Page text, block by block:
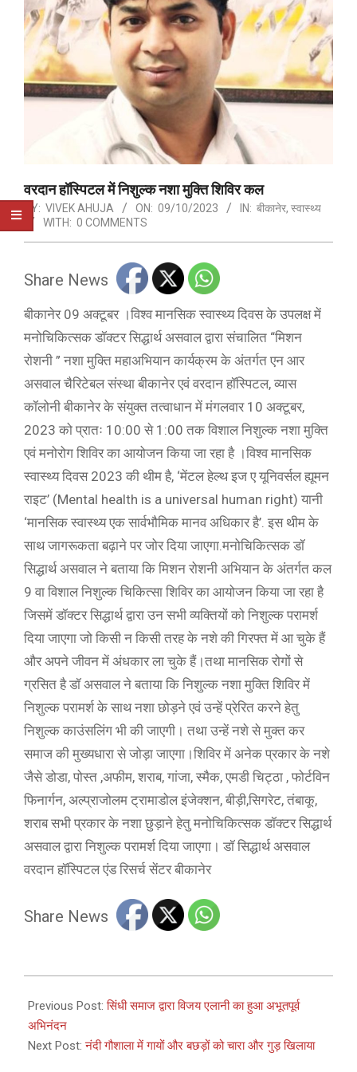
वरदान हॉस्पिटल में निशुल्क नशा मुक्ति शिविर कल
BY: VIVEK AHUJA ON: 09/10/2023 IN: बीकानेर, स्वास्थ्य
WITH: 0 COMMENTS
Share News
बीकानेर 09 अक्टूबर ।विश्व मानसिक स्वास्थ्य दिवस के उपलक्ष में
मनोचिकित्सक डॉक्टर सिद्धार्थ असवाल द्वारा संचालित “मिशन
रोशनी ” नशा मुक्ति महाअभियान कार्यक्रम के अंतर्गत एन आर
असवाल चैरिटेबल संस्था बीकानेर एवं वरदान हॉस्पिटल, व्यास
कॉलोनी बीकानेर के संयुक्त तत्वाधान में मंगलवार 10 अक्टूबर,
2023 को प्रातः 10:00 से 1:00 तक विशाल निशुल्क नशा मुक्ति
एवं मनोरोग शिविर का आयोजन किया जा रहा है ।विश्व मानसिक
स्वास्थ्य दिवस 2023 की थीम है, ‘मेंटल हेल्थ इज ए यूनिवर्सल ह्यूमन
राइट’ (Mental health is a universal human right) यानी
‘मानसिक स्वास्थ्य एक सार्वभौमिक मानव अधिकार है’. इस थीम के
साथ जागरूकता बढ़ाने पर जोर दिया जाएगा.मनोचिकित्सक डॉ
सिद्धार्थ असवाल ने बताया कि मिशन रोशनी अभियान के अंतर्गत कल
9 वा विशाल निशुल्क चिकित्सा शिविर का आयोजन किया जा रहा है
जिसमें डॉक्टर सिद्धार्थ द्वारा उन सभी व्यक्तियों को निशुल्क परामर्श
दिया जाएगा जो किसी न किसी तरह के नशे की गिरफ्त में आ चुके हैं
और अपने जीवन में अंधकार ला चुके हैं।तथा मानसिक रोगों से
ग्रसित है डॉ असवाल ने बताया कि निशुल्क नशा मुक्ति शिविर में
निशुल्क परामर्श के साथ नशा छोड़ने एवं उन्हें प्रेरित करने हेतु
निशुल्क काउंसलिंग भी की जाएगी। तथा उन्हें नशे से मुक्त कर
समाज की मुख्यधारा से जोड़ा जाएगा।शिविर में अनेक प्रकार के नशे
जैसे डोडा, पोस्त ,अफीम, शराब, गांजा, स्मैक, एमडी चिट्ठा , फोर्टविन
फिनार्गन, अल्प्राजोलम ट्रामाडोल इंजेक्शन, बीड़ी,सिगरेट, तंबाकू,
शराब सभी प्रकार के नशा छुड़ाने हेतु मनोचिकित्सक डॉक्टर सिद्धार्थ
असवाल द्वारा निशुल्क परामर्श दिया जाएगा। डॉ सिद्धार्थ असवाल
वरदान हॉस्पिटल एंड रिसर्च सेंटर बीकानेर
Share News
10-
09
Previous Post:सिंधी समाज द्वारा विजय एलानी का हुआ अभूतपूर्व
अभिनंदन
Next Post:नंदी गौशाला में गायों और बछड़ों को चारा और गुड़ खिलाया